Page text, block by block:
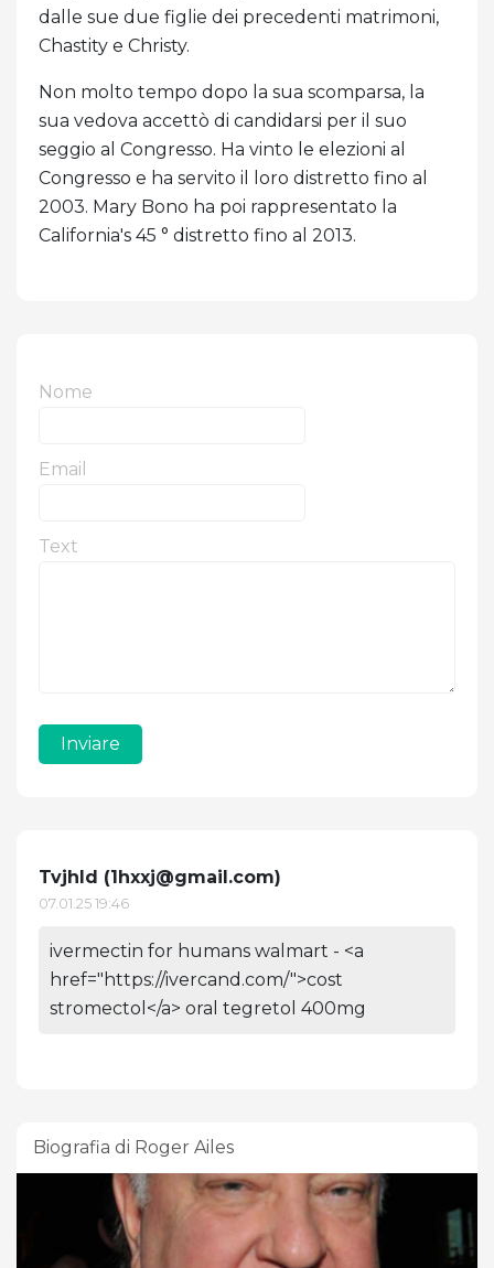
dalle sue due figlie dei precedenti matrimoni,
Chastity e Christy.
Non molto tempo dopo la sua scomparsa, la
sua vedova accettò di candidarsi per il suo
seggio al Congresso. Ha vinto le elezioni al
Congresso e ha servito il loro distretto fino al
2003. Mary Bono ha poi rappresentato la
California's 45 ° distretto fino al 2013.
Nome
Email
Text
Inviare
Tvjhld (1hxxj@gmail.com)
07.01.25 19:46
ivermectin for humans walmart - <a
href="https://ivercand.com/">cost
stromectol</a> oral tegretol 400mg
Biografia di Roger Ailes